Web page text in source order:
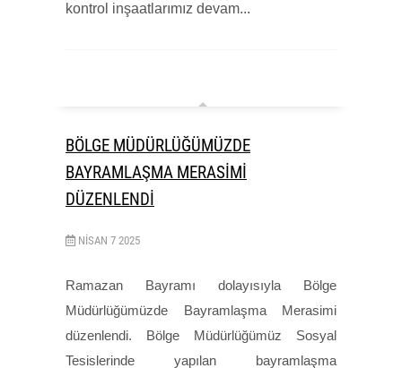
kontrol inşaatlarımız devam...
BÖLGE MÜDÜRLÜĞÜMÜZDE
BAYRAMLAŞMA MERASİMİ
DÜZENLENDİ
NISAN 7 2025
Ramazan Bayramı dolayısıyla Bölge
Müdürlüğümüzde Bayramlaşma Merasimi
düzenlendi. Bölge Müdürlüğümüz Sosyal
Tesislerinde yapılan bayramlaşma